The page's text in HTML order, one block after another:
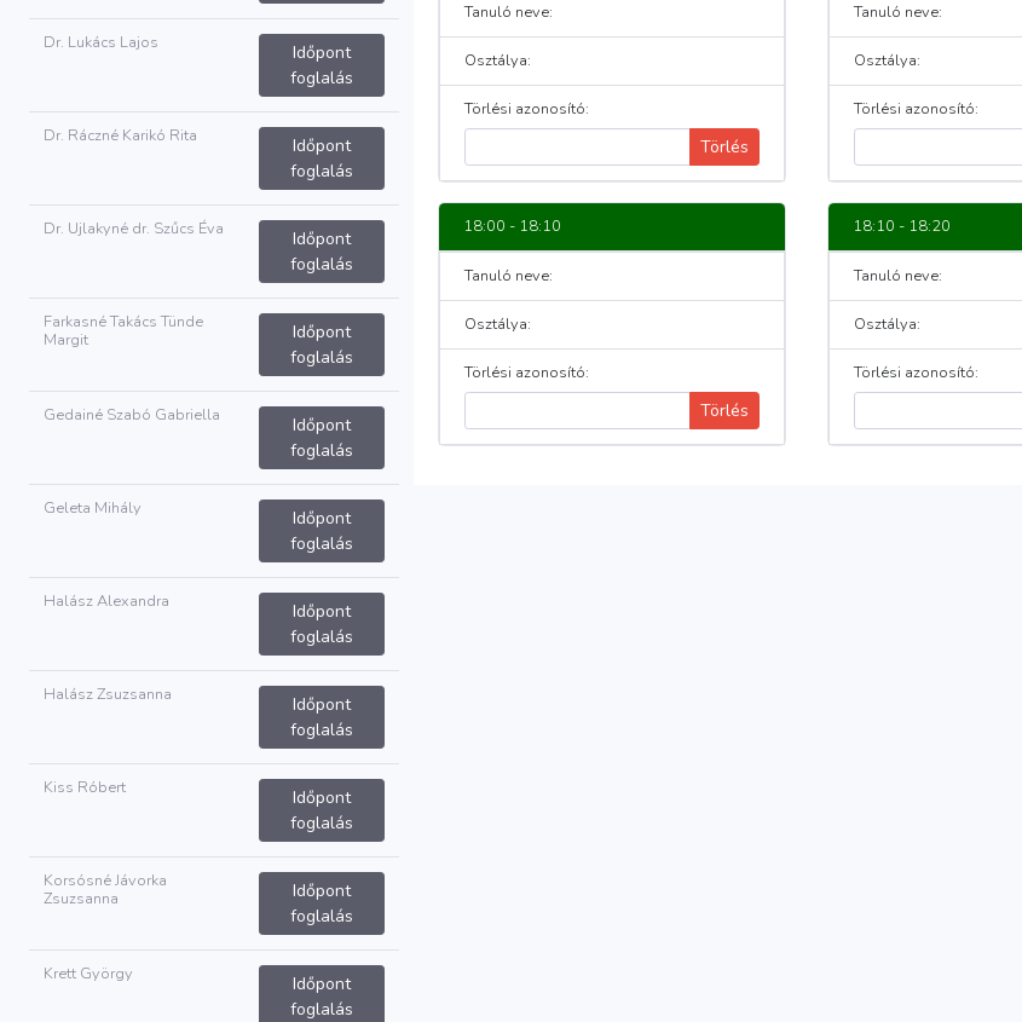
Dr. Lukács Lajos
Időpont
foglalás
Dr. Ráczné Karikó Rita
Időpont
foglalás
Dr. Ujlakyné dr. Szűcs Éva
Időpont
foglalás
Farkasné Takács Tünde
Margit
Időpont
foglalás
Gedainé Szabó Gabriella
Időpont
foglalás
Geleta Mihály
Időpont
foglalás
Halász Alexandra
Időpont
foglalás
Halász Zsuzsanna
Időpont
foglalás
Kiss Róbert
Időpont
foglalás
Korsósné Jávorka
Zsuzsanna
Időpont
foglalás
Krett György
Időpont
foglalás
Tanuló neve:
Osztálya:
Törlési azonosító:
Törlés
Tanuló neve:
Osztálya:
Törlési azonosító:
18:00 - 18:10
Tanuló neve:
Osztálya:
Törlési azonosító:
Törlés
18:10 - 18:20
Tanuló neve:
Osztálya:
Törlési azonosító: